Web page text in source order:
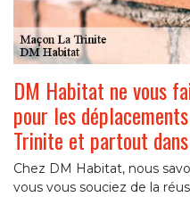
DM Habitat ne vous
pour les
Trinite et partout
Chez DM Habitat, nous
vous vous souciez de la